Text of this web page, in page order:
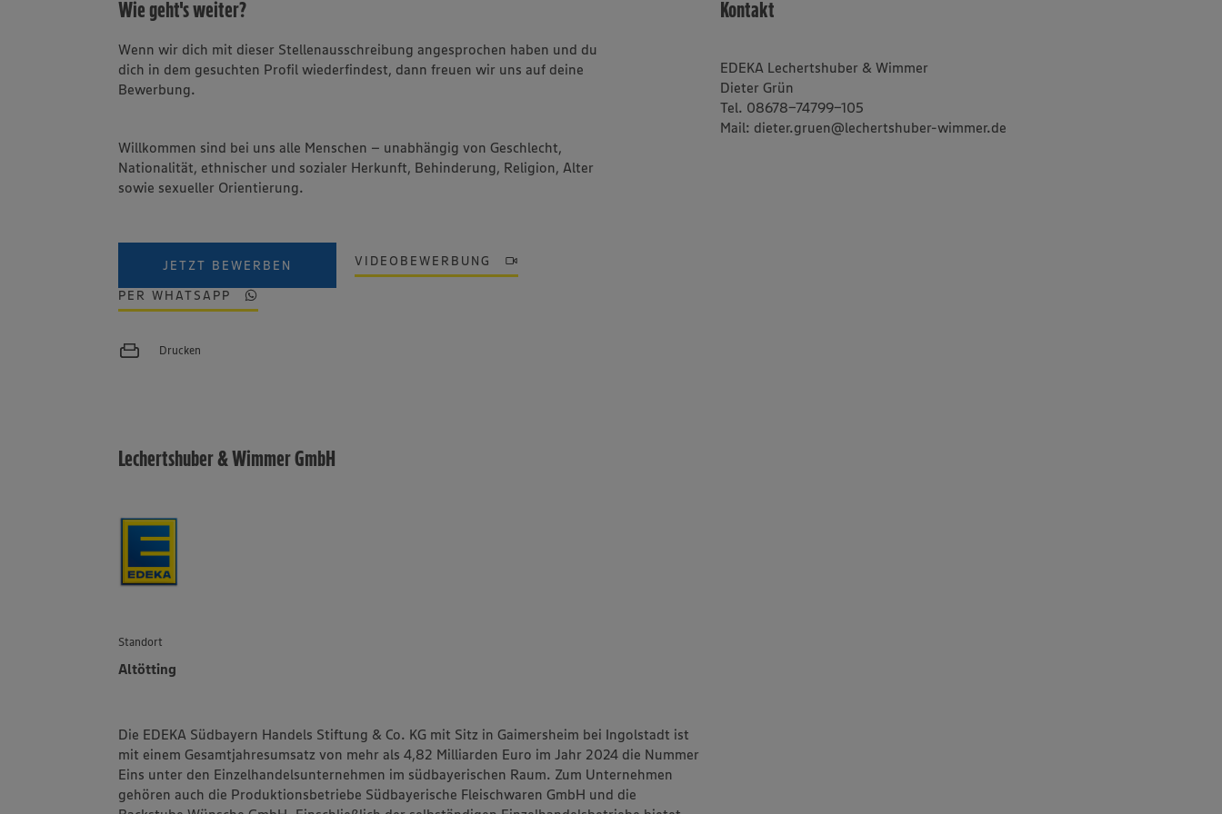
Wie geht's weiter?
Wenn wir dich mit dieser Stellenausschreibung angesprochen haben und du
dich in dem gesuchten Profil wiederfindest, dann freuen wir uns auf deine
Bewerbung.
Willkommen sind bei uns alle Menschen – unabhängig von Geschlecht,
Nationalität, ethnischer und sozialer Herkunft, Behinderung, Religion, Alter
sowie sexueller Orientierung.
JETZT BEWERBEN VIDEOBEWERBUNG
PER WHATSAPP
Drucken
Kontakt
EDEKA Lechertshuber & Wimmer
Dieter Grün
Tel. 08678-74799-105
Mail: dieter.gruen@lechertshuber-wimmer.de
Lechertshuber & Wimmer GmbH
Standort
Altötting
Die EDEKA Südbayern Handels Stiftung & Co. KG mit Sitz in Gaimersheim bei Ingolstadt ist
mit einem Gesamtjahresumsatz von mehr als 4,82 Milliarden Euro im Jahr 2024 die Nummer
Eins unter den Einzelhandelsunternehmen im südbayerischen Raum. Zum Unternehmen
gehören auch die Produktionsbetriebe Südbayerische Fleischwaren GmbH und die